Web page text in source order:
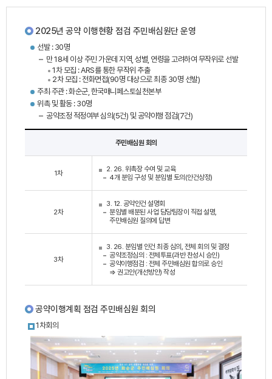
2025년 공약 이행현황 점검 주민배심원단 운영
선발 : 30명
만 18세 이상 주민 가운데 지역, 성별, 연령을 고려하여 무작위로 선발
1차 모집 : ARS를 통한 무작위 추출
2차 모집 : 전화면접(90명 대상으로 최종 30명 선발)
주최‧주관 : 화순군, 한국매니페스토실천본부
위촉 및 활동 : 30명
공약조정 적정여부 심의(5건) 및 공약이행 점검(7건)
주민배심원 회의
1차
2. 26. 위촉장 수여 및 교육
4개 분임 구성 및 분임별 토의(안건상정)
2차
3. 12. 공약안건 설명회
분임별 배분된 사업 담당팀장이 직접 설명,
주민배심원 질의에 답변
3차
3. 26. 분임별 안건 최종 심의, 전체 회의 및 결정
공약조정심의 : 전체투표(과반 찬성시 승인)
공약이행점검 : 전체 주민배심원 합의로 승인
⇒ 권고안(개선방안) 작성
공약이행계획 점검 주민배심원 회의
1차회의